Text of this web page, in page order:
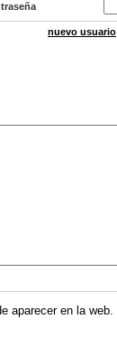
nuevo usuario
aparecer en la web.